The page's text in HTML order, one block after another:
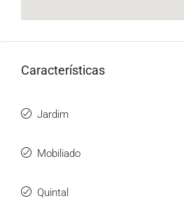
Características
Jardim
Mobiliado
Quintal